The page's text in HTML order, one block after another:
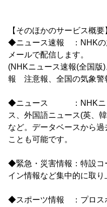
【そのほかのサービス概要
◆ニュース速報 ：NHKの
メールで配信します。
(NHKニュース速報(全国版
報 注意報、全国の気象警
◆ニュース ：NHKニュ
ス、外国語ニュース(英、
など。データベースから
ことも可能です。
◆緊急・災害情報：特設コ
イン情報など集中的に取り
◆スポーツ情報 ：プロス